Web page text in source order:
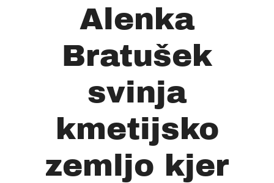
Alenka
Bratušek
svinja
kmetijsko
zemljo kjer